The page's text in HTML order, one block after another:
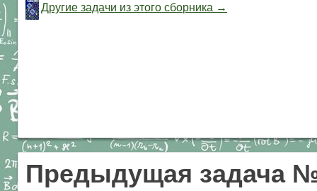
Другие задачи из этого сборника →
Предыдущая задача